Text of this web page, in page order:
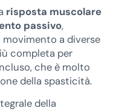
risposta muscolare
passivo,
movimento a diverse
completa per
che è molto
della spasticità.
della